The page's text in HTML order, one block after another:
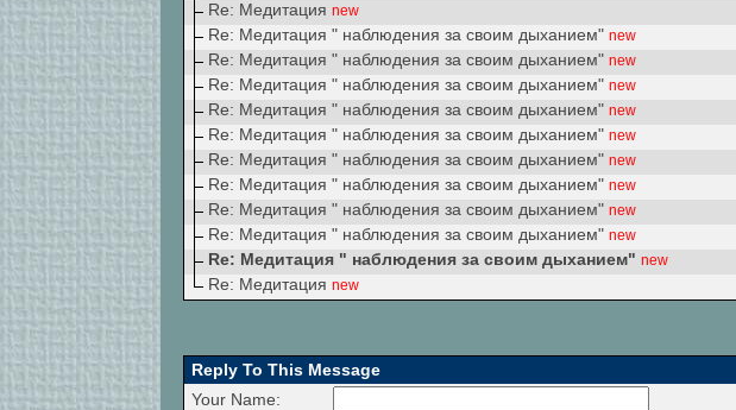
Re: Медитация new
Re: Медитация " наблюдения за своим дыханием" new
Re: Медитация " наблюдения за своим дыханием" new
Re: Медитация " наблюдения за своим дыханием" new
Re: Медитация " наблюдения за своим дыханием" new
Re: Медитация " наблюдения за своим дыханием" new
Re: Медитация " наблюдения за своим дыханием" new
Re: Медитация " наблюдения за своим дыханием" new
Re: Медитация " наблюдения за своим дыханием" new
Re: Медитация " наблюдения за своим дыханием" new
Re: Медитация " наблюдения за своим дыханием" new
Re: Медитация new
Reply To This Message
Your Name: